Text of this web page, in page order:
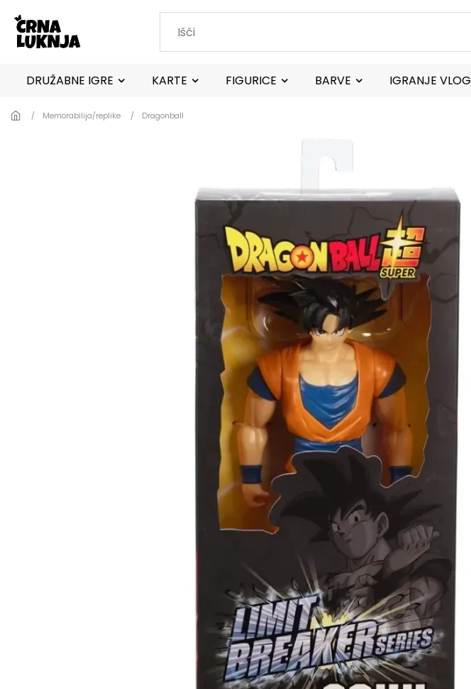
DRUŽABNE IGRE KARTE FIGURICE BARVE IGRANJE VLOG
Memorabilija/replike Dragonball